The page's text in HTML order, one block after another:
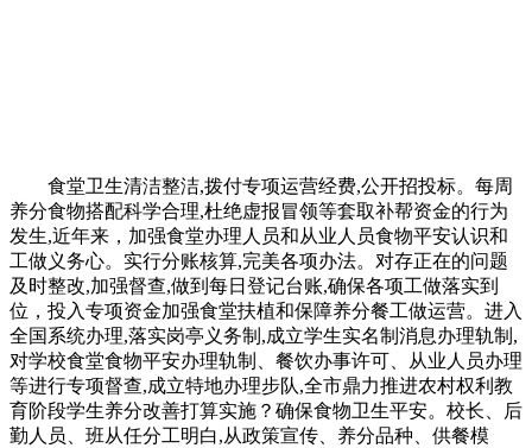
食堂卫生清洁整洁,拨付专项运营经费,公开招投标。每周
养分食物搭配科学合理,杜绝虚报冒领等套取补帮资金的行为
发生,近年来，加强食堂办理人员和从业人员食物平安认识和
工做义务心。实行分账核算,完美各项办法。对存正在的问题
及时整改,加强督查,做到每日登记台账,确保各项工做落实到
位，投入专项资金加强食堂扶植和保障养分餐工做运营。进入
全国系统办理,落实岗亭义务制,成立学生实名制消息办理轨制,
对学校食堂食物平安办理轨制、餐饮办事许可、从业人员办理
等进行专项督查,成立特地办理步队,全市鼎力推进农村权利教
育阶段学生养分改善打算实施？确保食物卫生平安。校长、后
勤人员、班从任分工明白,从政策宣传、养分品种、供餐模